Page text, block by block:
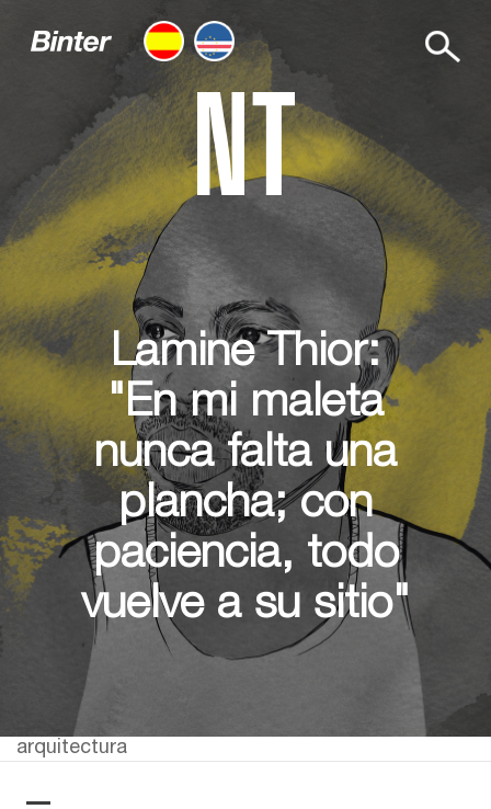
Lamine Thior:
"En mi maleta
nunca falta una
plancha; con
paciencia, todo
vuelve a su sitio"
arquitectura